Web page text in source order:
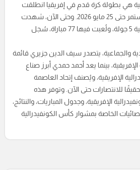
هي بطولة كرة قدم في إفريقيا انطلقت
في 16 أغسطس 2025 وتستمر حتى 25 مايو 2026. وحتى الآن، شهدت
كأس الكونفيدرالية الإفريقية 5 جولة، ولُعبت فيها 77 مباراة، سُجل
والجماعية، يتصدر سيف الدين جزيري قائمة
بينما يعد أحمد حمدي أبرز صناع
الإفريقية، ويُصنف إتحاد العاصمة
للانتصارات حتى الآن. وتوفر هذه
الإفريقية، وجدول المباريات، والنتائج،
الخاصة بمشوار كأس الكونفيدرالية